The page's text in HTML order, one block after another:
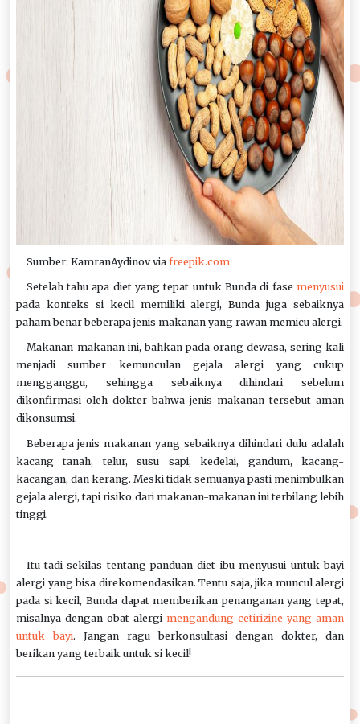
Sumber: KamranAydinov via freepik.com
Setelah tahu apa diet yang tepat untuk Bunda di fase menyusui
pada konteks si kecil memiliki alergi, Bunda juga sebaiknya
paham benar beberapa jenis makanan yang rawan memicu alergi.
Makanan-makanan ini, bahkan pada orang dewasa, sering kali
menjadi sumber kemunculan gejala alergi yang cukup
mengganggu, sehingga sebaiknya dihindari sebelum
dikonfirmasi oleh dokter bahwa jenis makanan tersebut aman
dikonsumsi.
Beberapa jenis makanan yang sebaiknya dihindari dulu adalah
kacang tanah, telur, susu sapi, kedelai, gandum, kacang-
kacangan, dan kerang. Meski tidak semuanya pasti menimbulkan
gejala alergi, tapi risiko dari makanan-makanan ini terbilang lebih
tinggi.
Itu tadi sekilas tentang panduan diet ibu menyusui untuk bayi
alergi yang bisa direkomendasikan. Tentu saja, jika muncul alergi
pada si kecil, Bunda dapat memberikan penanganan yang tepat,
misalnya dengan obat alergi mengandung cetirizine yang aman
untuk bayi. Jangan ragu berkonsultasi dengan dokter, dan
berikan yang terbaik untuk si kecil!